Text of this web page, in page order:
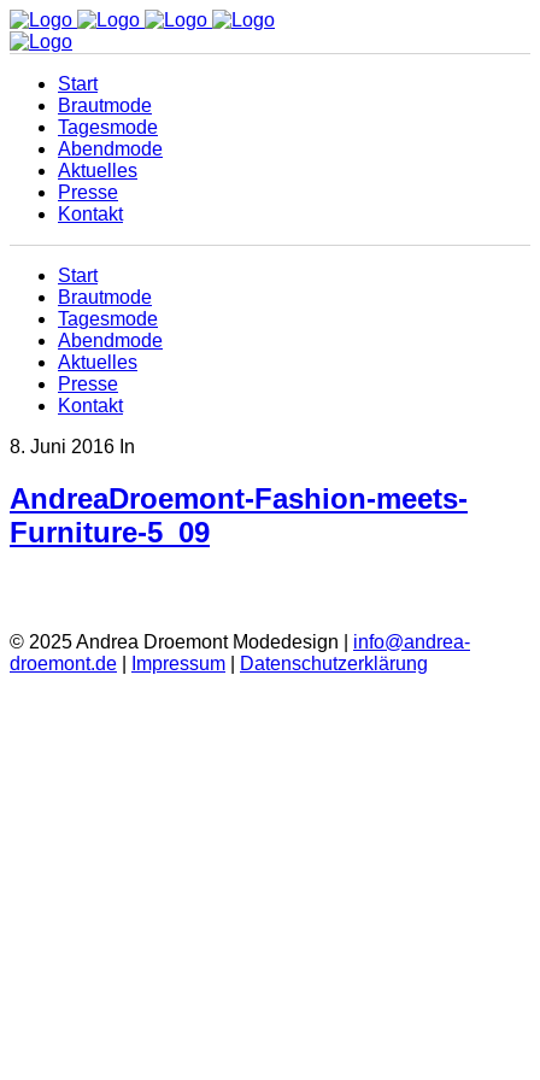
Start
Brautmode
Tagesmode
Abendmode
Aktuelles
Presse
Kontakt
Start
Brautmode
Tagesmode
Abendmode
Aktuelles
Presse
Kontakt
8. Juni 2016 In
AndreaDroemont-Fashion-meets-
Furniture-5_09
© 2025 Andrea Droemont Modedesign | info@andrea-
droemont.de
Impressum Datenschutzerklärung